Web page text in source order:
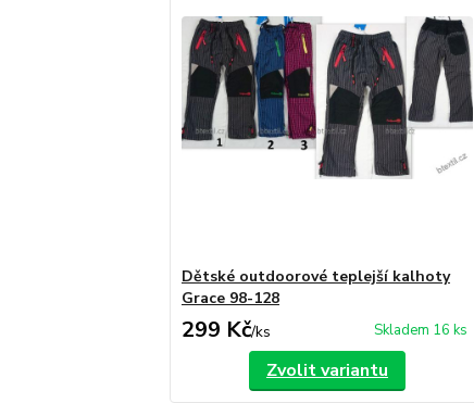
Dětské outdoorové teplejší kalhoty
Grace 98-128
299 Kč/ks Skladem 16 ks
Zvolit variantu